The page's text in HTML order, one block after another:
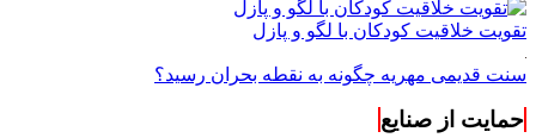
تقویت خلاقیت کودکان با لگو و پازل
سنت قدیمی مهریه چگونه به نقطه بحران رسید؟
حمایت از صنایع